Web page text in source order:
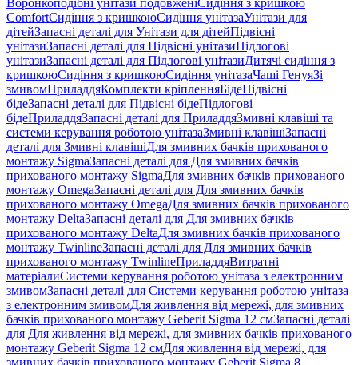
Воронкоподібні унітази подовженіСидіння з кришкою
ComfortСидіння з кришкоюСидіння унітазаУнітази для
дітейЗапасні деталі для Унітази для дітейПідвісні
унітазиЗапасні деталі для Підвісні унітазиПідлогові
унітазиЗапасні деталі для Підлогові унітазиДитячі сидіння з
кришкоюСидіння з кришкоюСидіння унітазаЧаші ГенуяЗі
змивомПриладдяКомплекти кріпленняБідеПідвісні
бідеЗапасні деталі для Підвісні бідеПідлогові
бідеПриладдяЗапасні деталі для ПриладдяЗмивні клавіші та
системи керування роботою унітазаЗмивні клавішіЗапасні
деталі для Змивні клавішіДля змивних бачків прихованого
монтажу SigmaЗапасні деталі для Для змивних бачків
прихованого монтажу SigmaДля змивних бачків прихованого
монтажу OmegaЗапасні деталі для Для змивних бачків
прихованого монтажу OmegaДля змивних бачків прихованого
монтажу DeltaЗапасні деталі для Для змивних бачків
прихованого монтажу DeltaДля змивних бачків прихованого
монтажу TwinlineЗапасні деталі для Для змивних бачків
прихованого монтажу TwinlineПриладдяВитратні
матеріалиСистеми керування роботою унітаза з електронним
змивомЗапасні деталі для Системи керування роботою унітаза
з електронним змивомДля живлення від мережі, для змивних
бачків прихованого монтажу Geberit Sigma 12 смЗапасні деталі
для Для живлення від мережі, для змивних бачків прихованого
монтажу Geberit Sigma 12 смДля живлення від мережі, для
змивних бачків прихованого монтажу Geberit Sigma 8